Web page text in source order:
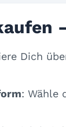
Dich
: Wähle